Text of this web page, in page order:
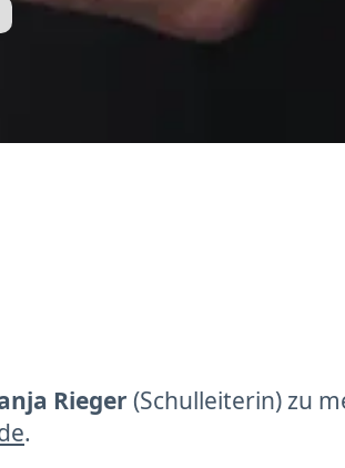
Rieger (Schulleiterin) zu
.